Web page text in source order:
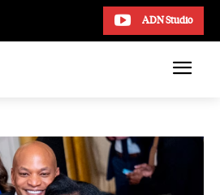
ADN Studio